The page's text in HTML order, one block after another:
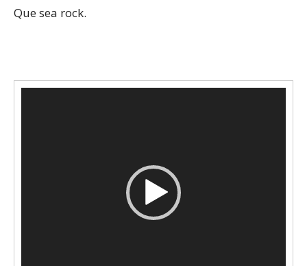
Que sea rock.